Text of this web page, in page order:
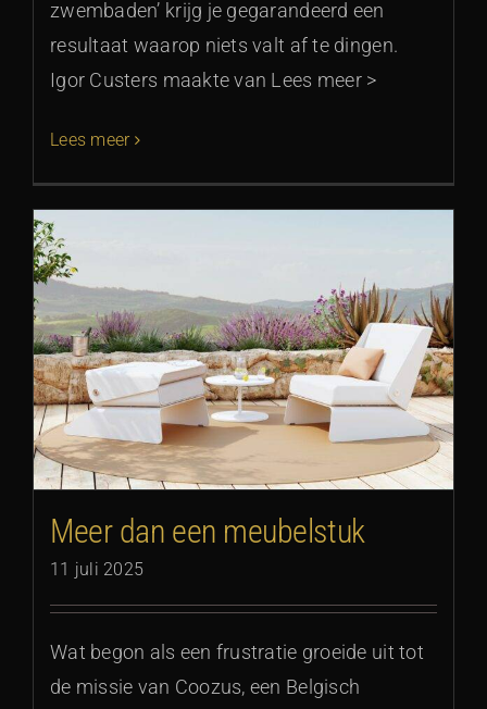
zwembaden’ krijg je gegarandeerd een
resultaat waarop niets valt af te dingen.
Igor Custers maakte van Lees meer >
Lees meer
Meer dan een meubelstuk
11 juli 2025
Wat begon als een frustratie groeide uit tot
de missie van Coozus, een Belgisch